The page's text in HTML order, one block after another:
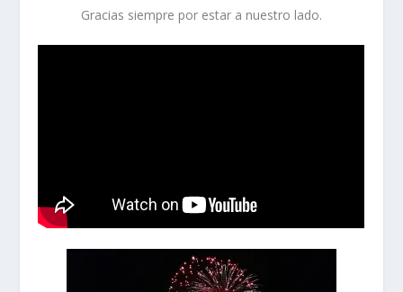
Gracias siempre por estar a nuestro lado.